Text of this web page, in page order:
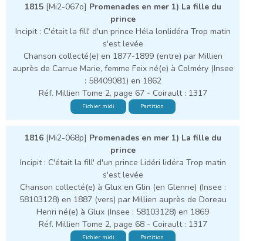
1815[Mi2-067o] Promenades en mer 1) La fille du
prince
Incipit : C'était la fill' d'un prince Héla lonlidéra Trop matin
s'est levée
Chanson collecté(e) en 1877-1899 (entre) par Millien
auprès de Carrue Marie, femme Feix né(e) à Colméry (Insee
: 58409081) en 1862
Réf. Millien Tome 2, page 67 - Coirault : 1317
Fichier midi Partition
1816[Mi2-068p] Promenades en mer 1) La fille du
prince
Incipit : C'était la fill' d'un prince Lidéri lidéra Trop matin
s'est levée
Chanson collecté(e) à Glux en Glin (en Glenne) (Insee :
58103128) en 1887 (vers) par Millien auprès de Doreau
Henri né(e) à Glux (Insee : 58103128) en 1869
Réf. Millien Tome 2, page 68 - Coirault : 1317
Fichier midi Partition